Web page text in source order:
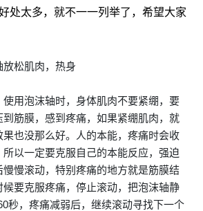
处太多，就不一一列举了，希望大家
松肌肉，热身
用泡沫轴时，身体肌肉不要紧绷，要
筋膜，感到疼痛，如果紧绷肌肉，就
也没那么好。人的本能，疼痛时会收
以一定要克服自己的本能反应，强迫
慢慢滚动，特别疼痛的地方就是筋膜结
候要克服疼痛，停止滚动，把泡沫轴静
秒，疼痛减弱后，继续滚动寻找下一个